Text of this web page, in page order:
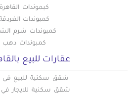
كبموندات القاهرة
كمبوندات
كمبوندات شرم
كمبوندات دهب
عقارات للبيع
شقق سكنية للبيع في
شقق سكنية للايجار في